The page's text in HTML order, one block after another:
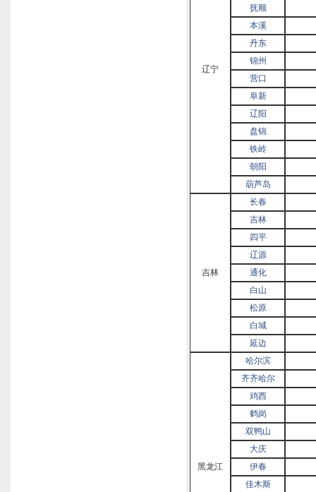
辽宁
抚顺
本溪
丹东
锦州
营口
阜新
辽阳
盘锦
铁岭
朝阳
葫芦岛
吉林
长春
吉林
四平
辽源
通化
白山
松原
白城
延边
黑龙江
哈尔滨
齐齐哈尔
鸡西
鹤岗
双鸭山
大庆
伊春
佳木斯